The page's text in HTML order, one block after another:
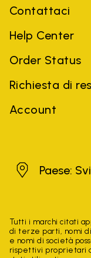
Contattaci
Help Center
Order Status
Richiesta di
Account
SvizzeraPaese:
Tutti i marchi citati
di terze parti, nomi
e nomi di società
rispettivi proprietari